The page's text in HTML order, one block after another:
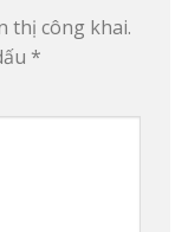
thị công khai.
*